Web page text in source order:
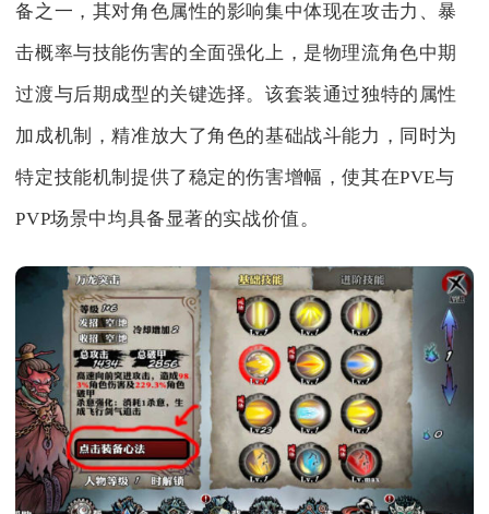
备之一，其对角色属性的影响集中体现在攻击力、暴
击概率与技能伤害的全面强化上，是物理流角色中期
过渡与后期成型的关键选择。该套装通过独特的属性
加成机制，精准放大了角色的基础战斗能力，同时为
特定技能机制提供了稳定的伤害增幅，使其在PVE与
PVP场景中均具备显著的实战价值。